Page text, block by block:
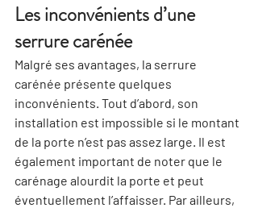
Les inconvénients d’une
serrure carénée
Malgré ses avantages, la serrure
carénée présente quelques
inconvénients. Tout d’abord, son
installation est impossible si le montant
de la porte n’est pas assez large. Il est
également important de noter que le
carénage alourdit la porte et peut
éventuellement l’affaisser. Par ailleurs,